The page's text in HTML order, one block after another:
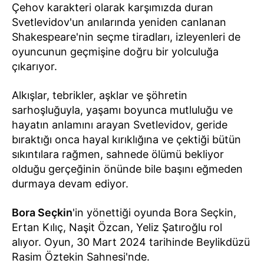
Çehov karakteri olarak karşımızda duran
Svetlevidov'un anılarında yeniden canlanan
Shakespeare'nin seçme tiradları, izleyenleri de
oyuncunun geçmişine doğru bir yolculuğa
çıkarıyor.
Alkışlar, tebrikler, aşklar ve şöhretin
sarhoşluğuyla, yaşamı boyunca mutluluğu ve
hayatın anlamını arayan Svetlevidov, geride
bıraktığı onca hayal kırıklığına ve çektiği bütün
sıkıntılara rağmen, sahnede ölümü bekliyor
olduğu gerçeğinin önünde bile başını eğmeden
durmaya devam ediyor.
Bora Seçkin'in yönettiği oyunda Bora Seçkin,
Ertan Kılıç, Naşit Özcan, Yeliz Şatıroğlu rol
alıyor. Oyun, 30 Mart 2024 tarihinde Beylikdüzü
Rasim Öztekin Sahnesi'nde.